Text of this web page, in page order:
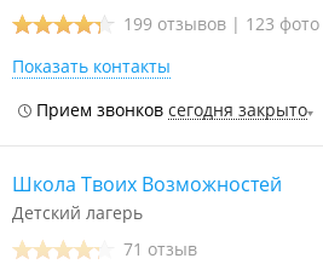
199 отзывов | 123 фото
Показать контакты
Прием звонков сегодня закрыто
Школа Твоих Возможностей
Детский лагерь
71 отзыв